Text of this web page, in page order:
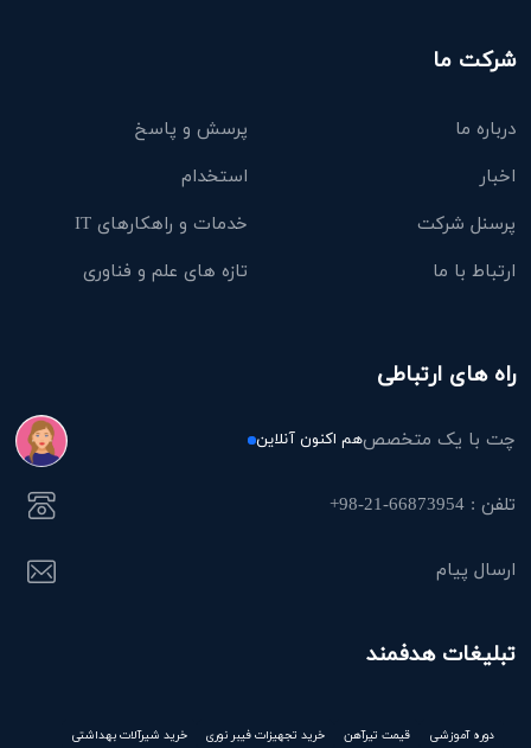
شرکت ما
درباره ما
پرسش و پاسخ
اخبار
استخدام
پرسنل شرکت
خدمات و راهکارهای IT
ارتباط با ما
تازه های علم و فناوری
راه های ارتباطی
چت با یک متخصصهم اکنون آنلاین
تلفن : 66873954-21-98+
ارسال پیام
تبلیغات هدفمند
دوره آموزشی قیمت تیرآهن خرید تجهیزات فیبر نوری خرید شیرآلات بهداشتی